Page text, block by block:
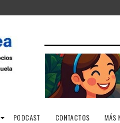
PODCAST CONTACTOS MÁS